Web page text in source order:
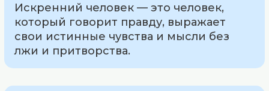
Искренний человек — это человек,
который говорит правду, выражает
свои истинные чувства и мысли без
лжи и притворства.